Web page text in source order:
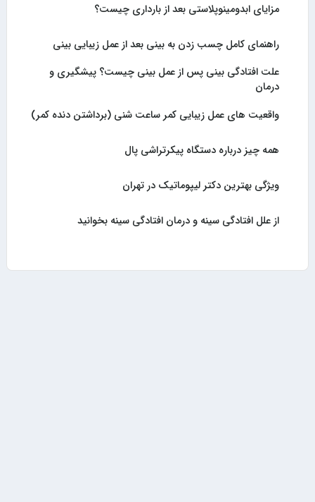
مزایای ابدومینوپلاستی بعد از بارداری چیست؟
راهنمای کامل چسب زدن به بینی بعد از عمل زیبایی بینی
علت افتادگی بینی پس از عمل بینی چیست؟ پیشگیری و
درمان
واقعیت های عمل زیبایی کمر ساعت شنی (برداشتن دنده کمر)
همه چیز درباره دستگاه پیکرتراشی پال
ویژگی بهترین دکتر لیپوماتیک در تهران
از علل افتادگی سینه و درمان افتادگی سینه بخوانید